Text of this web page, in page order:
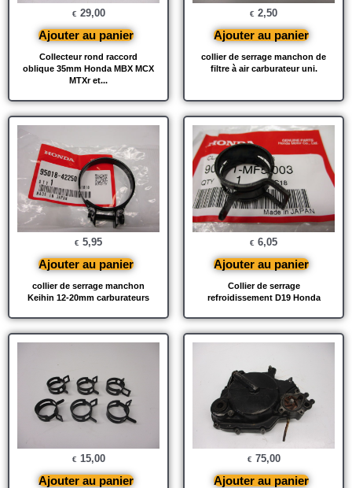
Collecteur rond raccord
oblique 35mm Honda MBX MCX
MTXr et...
€ 29,00
Ajouter au panier
collier de serrage manchon de
filtre à air carburateur uni.
€ 2,50
Ajouter au panier
collier de serrage manchon
Keihin 12-20mm carburateurs
€ 5,95
Ajouter au panier
Collier de serrage
refroidissement D19 Honda
€ 6,05
Ajouter au panier
€ 15,00
Ajouter au panier
€ 75,00
Ajouter au panier